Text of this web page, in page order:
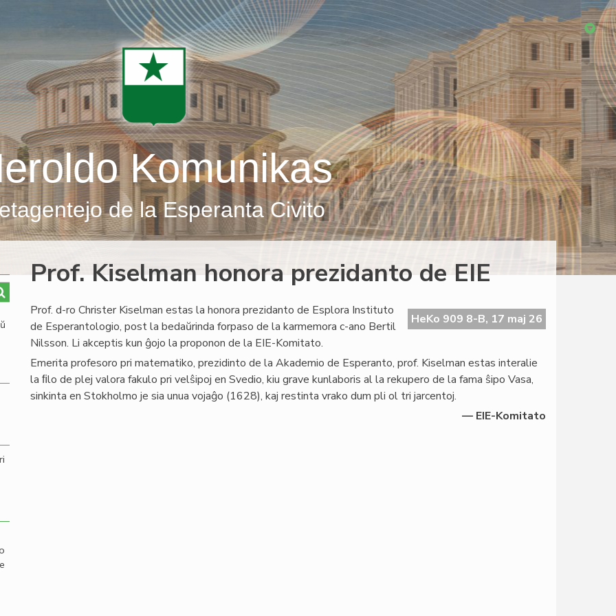
Komunikas
de la Esperanta Civito
Prof. Kiselman honora prezidanto de EIE
HeKo 909 8-B, 17 maj 26
Prof. d-ro Christer Kiselman estas la honora prezidanto de Esplora Instituto
de Esperantologio, post la bedaŭrinda forpaso de la karmemora c-ano Bertil
Nilsson. Li akceptis kun ĝojo la proponon de la EIE-Komitato.
Emerita profesoro pri matematiko, prezidinto de la Akademio de Esperanto, prof. Kiselman estas interalie
la ﬁlo de plej valora fakulo pri velŝipoj en Svedio, kiu grave kunlaboris al la rekupero de la fama ŝipo Vasa,
sinkinta en Stokholmo je sia unua vojaĝo (1628), kaj restinta vrako dum pli ol tri jarcentoj.
— EIE-Komitato